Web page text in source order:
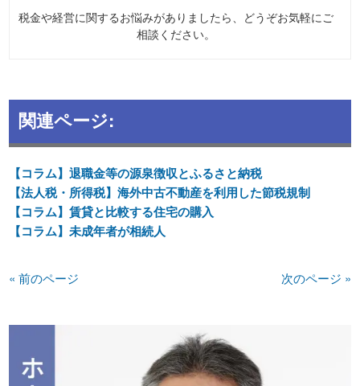
税金や経営に関するお悩みがありましたら、どうぞお気軽にご
相談ください。
関連ページ:
【コラム】退職金等の源泉徴収とふるさと納税
【法人税・所得税】海外中古不動産を利用した節税規制
【コラム】賃貸と比較する住宅の購入
【コラム】未成年者が相続人
« 前のページ 次のページ »